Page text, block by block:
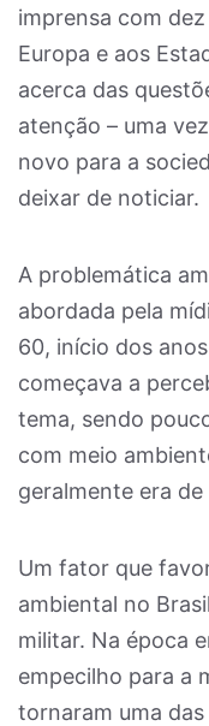
imprensa com
Europa e aos
acerca das
atenção – uma
novo para a
deixar de noticiar.
A problemática
abordada pela
60, início dos
começava a
tema, sendo
com meio
geralmente era
Um fator que
ambiental no
militar. Na época
empecilho para a
tornaram uma